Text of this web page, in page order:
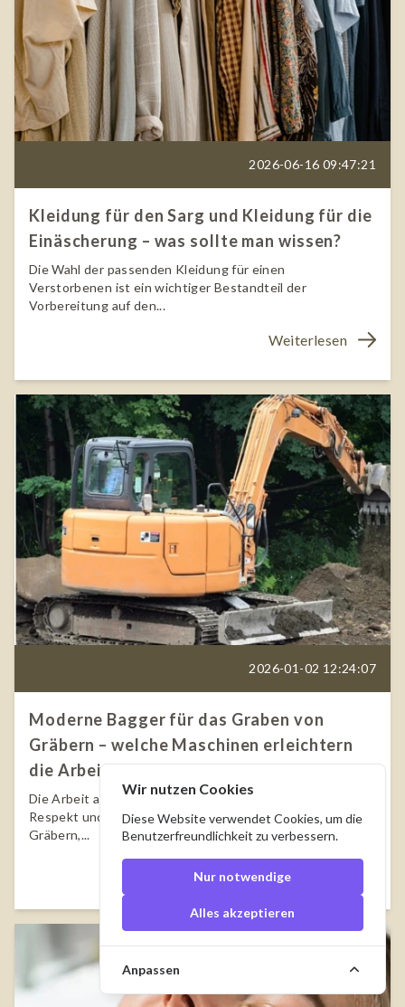
2026-06-16 09:47:21
Kleidung für den Sarg und Kleidung für die
Einäscherung – was sollte man wissen?
Die Wahl der passenden Kleidung für einen
Verstorbenen ist ein wichtiger Bestandteil der
Vorbereitung auf den...
Weiterlesen
2026-01-02 12:24:07
Moderne Bagger für das Graben von
Gräbern – welche Maschinen erleichtern
die Arbeit auf dem Friedhof?
Die Arbeit auf einem Friedhof erfordert Präzision,
Respekt und das richtige Werkzeug. Das Graben von
Gräbern,...
Weiterlesen
Wir nutzen Cookies
Diese Website verwendet Cookies, um die
Benutzerfreundlichkeit zu verbessern.
Nur notwendige
Alles akzeptieren
Anpassen